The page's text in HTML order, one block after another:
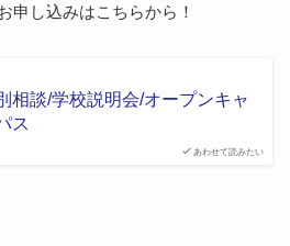
申し込みはこちらから！
あわせて読みたい
相談/学校説明会/オープンキャ
ス